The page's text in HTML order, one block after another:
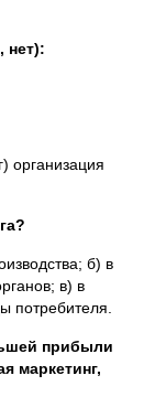
нет):
организация
б) в
в) в
потребителя.
прибыли
маркетинг,